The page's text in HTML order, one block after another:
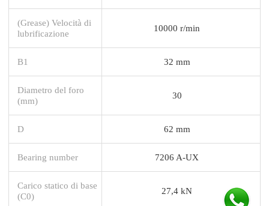
(Grease) Velocità di
lubrificazione
10000 r/min
B1 32 mm
Diametro del foro
(mm)
30
D 62 mm
Bearing number 7206 A-UX
Carico statico di base
(C0)
27,4 kN